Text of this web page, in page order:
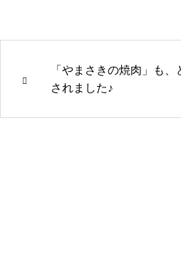
「やまさきの焼肉」も
されました♪